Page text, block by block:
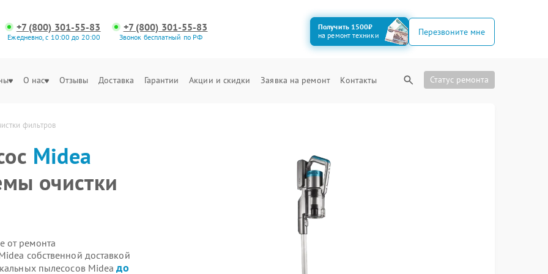
+7 (800) 301-55-83
Ежедневно, с 10:00 до 20:00
+7 (800) 301-55-83
Звонок бесплатный по РФ
Получить 1500₽
на ремонт техники
Перезвоните мне
О нас Отзывы Доставка Гарантии Акции и скидки Заявка на ремонт Контакты Статус ремонта
фильтров
Midea
очистки
от ремонта
собственной доставкой
пылесосов Mideaдо